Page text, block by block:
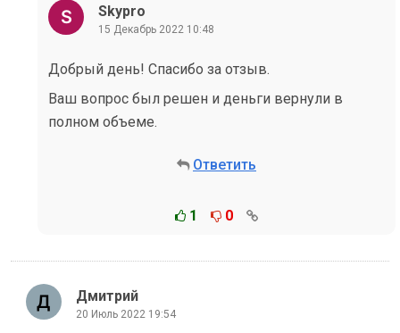
Skypro
15 Декабрь 2022 10:48
Добрый день! Спасибо за отзыв.
Ваш вопрос был решен и деньги вернули в
полном объеме.
Ответить
1 0
Дмитрий
20 Июль 2022 19:54